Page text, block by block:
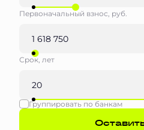
Первоначальный взнос, руб.
Срок, лет
Группировать по банкам